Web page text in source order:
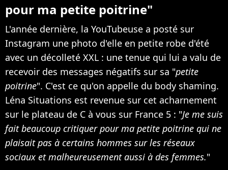
pour ma petite poitrine"
L'année dernière, la YouTubeuse a posté sur
Instagram une photo d'elle en petite robe d'été
avec un décolleté XXL : une tenue qui lui a valu de
recevoir des messages négatifs sur sa "petite
poitrine". C'est ce qu'on appelle du body shaming.
Léna Situations est revenue sur cet acharnement
sur le plateau de C à vous sur France 5 : "Je me suis
fait beaucoup critiquer pour ma petite poitrine qui ne
plaisait pas à certains hommes sur les réseaux
sociaux et malheureusement aussi à des femmes."